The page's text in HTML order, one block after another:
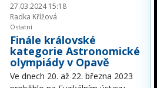
27.03.2024 15:18
Radka Křížová
Ostatní
Finále královské
kategorie Astronomické
olympiády v Opavě
Ve dnech 20. až 22. března 2023